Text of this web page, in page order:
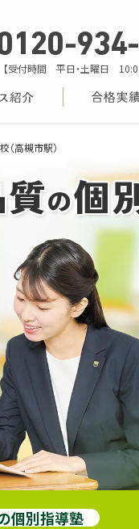
【受付時間 平日・土曜日
（高槻市駅）
の個
個別指導塾